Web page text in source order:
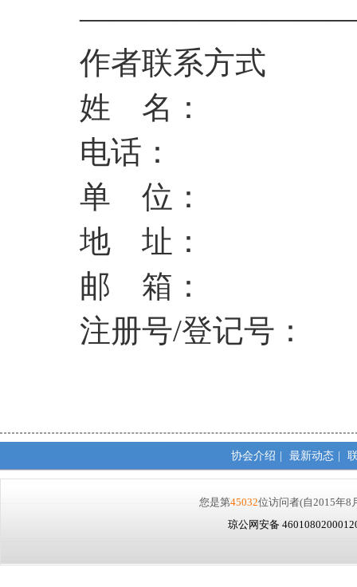
作者联系方式
姓 名：
电话：
单 位：
地 址：
邮 箱：
注册号/登记号：
协会介绍 最新动态
您是第45032位访问者(自2015年8
琼公网安备